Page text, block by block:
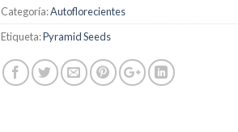
Categoría:Autoflorecientes
Etiqueta:Pyramid Seeds